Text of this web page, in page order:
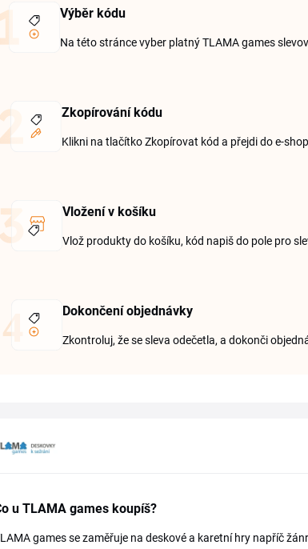
Výběr kódu
Na této stránce vyber platný TLAMA games
Zkopírování kódu
Klikni na tlačítko Zkopírovat kód a přejdi do e-
Vložení v košíku
Vlož produkty do košíku, kód napiš do pole pro
Dokončení objednávky
Zkontroluj, že se sleva odečetla, a dokonči
u TLAMA games koupíš?
games se zaměřuje na deskové a karetní hry napříč